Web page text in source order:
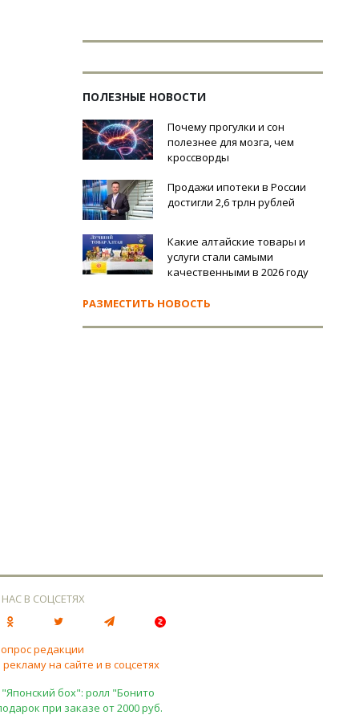
ПОЛЕЗНЫЕ НОВОСТИ
Почему прогулки и сон
полезнее для мозга, чем
кроссворды
Продажи ипотеки в России
достигли 2,6 трлн рублей
Какие алтайские товары и
услуги стали самыми
качественными в 2026 году
РАЗМЕСТИТЬ НОВОСТЬ
В СОЦСЕТЯХ
редакции
на сайте и в соцсетях
бох": ролл "Бонито
при заказе от 2000 руб.